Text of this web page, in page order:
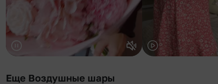
Еще Воздушные шары